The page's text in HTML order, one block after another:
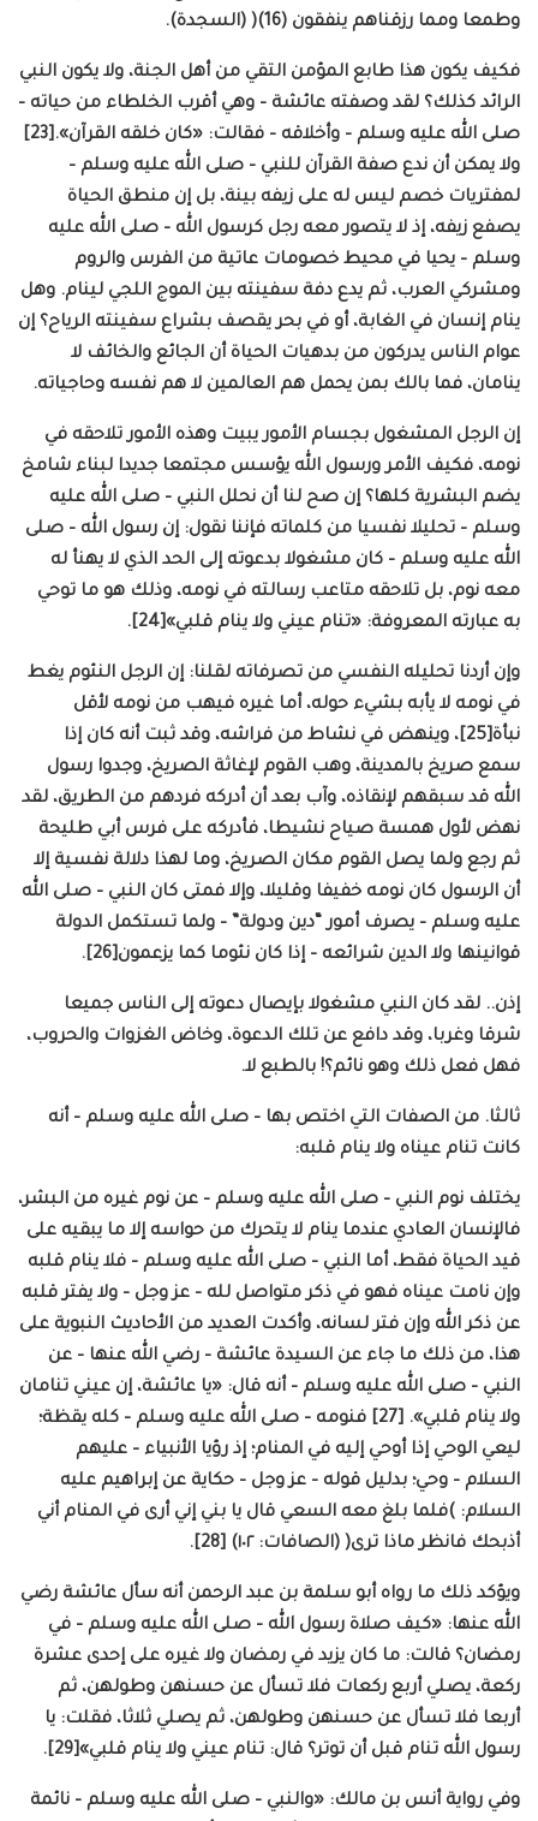
وطمعا ومما رزقناهم ينفقون (16)( (السجدة).
فكيف يكون هذا طابع المؤمن التقي من أهل الجنة، ولا يكون النبي
الرائد كذلك؟ لقد وصفته عائشة – وهي أقرب الخلطاء من حياته –
صلى الله عليه وسلم – وأخلاقه – فقالت: «كان خلقه القرآن».[23]
ولا يمكن أن ندع صفة القرآن للنبي – صلى الله عليه وسلم –
لمفتريات خصم ليس له على زيفه بينة، بل إن منطق الحياة
يصفع زيفه، إذ لا يتصور معه رجل كرسول الله – صلى الله عليه
وسلم – يحيا في محيط خصومات عاتية من الفرس والروم
ومشركي العرب، ثم يدع دفة سفينته بين الموج اللجي لينام. وهل
ينام إنسان في الغابة، أو في بحر يقصف بشراع سفينته الرياح؟ إن
عوام الناس يدركون من بدهيات الحياة أن الجائع والخائف لا
ينامان، فما بالك بمن يحمل هم العالمين لا هم نفسه وحاجياته.
إن الرجل المشغول بجسام الأمور يبيت وهذه الأمور تلاحقه في
نومه، فكيف الأمر ورسول الله يؤسس مجتمعا جديدا لبناء شامخ
يضم البشرية كلها؟ إن صح لنا أن نحلل النبي – صلى الله عليه
وسلم – تحليلا نفسيا من كلماته فإننا نقول: إن رسول الله – صلى
الله عليه وسلم – كان مشغولا بدعوته إلى الحد الذي لا يهنأ له
معه نوم، بل تلاحقه متاعب رسالته في نومه، وذلك هو ما توحي
به عبارته المعروفة: «تنام عيني ولا ينام قلبي»[24].
وإن أردنا تحليله النفسي من تصرفاته لقلنا: إن الرجل النئوم يغط
في نومه لا يأبه بشيء حوله، أما غيره فيهب من نومه لأقل
نبأة[25]، وينهض في نشاط من فراشه، وقد ثبت أنه كان إذا
سمع صريخ بالمدينة، وهب القوم لإغاثة الصريخ، وجدوا رسول
الله قد سبقهم لإنقاذه، وآب بعد أن أدركه فردهم من الطريق، لقد
نهض لأول همسة صياح نشيطا، فأدركه على فرس أبي طليحة
ثم رجع ولما يصل القوم مكان الصريخ، وما لهذا دلالة نفسية إلا
أن الرسول كان نومه خفيفا وقليلا، وإلا فمتى كان النبي – صلى الله
عليه وسلم – يصرف أمور “دين ودولة” – ولما تستكمل الدولة
قوانينها ولا الدين شرائعه – إذا كان نئوما كما يزعمون[26].
إذن.. لقد كان النبي مشغولا بإيصال دعوته إلى الناس جميعا
شرقا وغربا، وقد دافع عن تلك الدعوة، وخاض الغزوات والحروب،
فهل فعل ذلك وهو نائم؟! بالطبع لا.
ثالثا. من الصفات التي اختص بها – صلى الله عليه وسلم – أنه
كانت تنام عيناه ولا ينام قلبه:
يختلف نوم النبي – صلى الله عليه وسلم – عن نوم غيره من البشر،
فالإنسان العادي عندما ينام لا يتحرك من حواسه إلا ما يبقيه على
قيد الحياة فقط، أما النبي – صلى الله عليه وسلم – فلا ينام قلبه
وإن نامت عيناه فهو في ذكر متواصل لله – عز وجل – ولا يفتر قلبه
عن ذكر الله وإن فتر لسانه، وأكدت العديد من الأحاديث النبوية على
هذا، من ذلك ما جاء عن السيدة عائشة – رضي الله عنها – عن
النبي – صلى الله عليه وسلم – أنه قال: «يا عائشة، إن عيني تنامان
ولا ينام قلبي». [27] فنومه – صلى الله عليه وسلم – كله يقظة؛
ليعي الوحي إذا أوحي إليه في المنام؛ إذ رؤيا الأنبياء – عليهم
السلام – وحي؛ بدليل قوله – عز وجل – حكاية عن إبراهيم عليه
السلام: )فلما بلغ معه السعي قال يا بني إني أرى في المنام أني
أذبحك فانظر ماذا ترى( (الصافات: ١٠٢) [28].
ويؤكد ذلك ما رواه أبو سلمة بن عبد الرحمن أنه سأل عائشة رضي
الله عنها: «كيف صلاة رسول الله – صلى الله عليه وسلم – في
رمضان؟ قالت: ما كان يزيد في رمضان ولا غيره على إحدى عشرة
ركعة، يصلي أربع ركعات فلا تسأل عن حسنهن وطولهن، ثم
أربعا فلا تسأل عن حسنهن وطولهن، ثم يصلي ثلاثا، فقلت: يا
رسول الله تنام قبل أن توتر؟ قال: تنام عيني ولا ينام قلبي»[29].
وفي رواية أنس بن مالك: «والنبي – صلى الله عليه وسلم – نائمة